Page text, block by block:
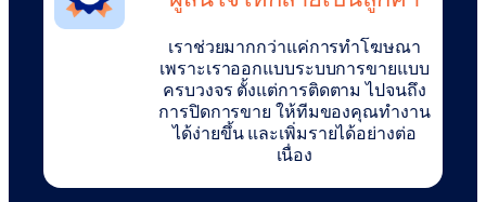
เราช่วยมากกว่าแค่การทำโฆษณา
เพราะเราออกแบบระบบการขายแบบ
ครบวงจร ตั้งแต่การติดตาม ไปจนถึง
การปิดการขาย ให้ทีมของคุณทำงาน
ได้ง่ายขึ้น และเพิ่มรายได้อย่างต่อ
เนื่อง